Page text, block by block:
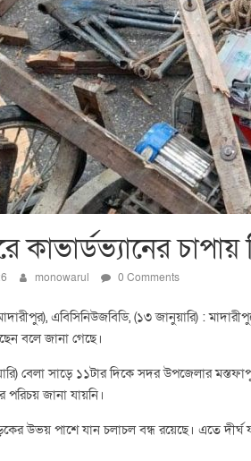
কাভার্ডভ্যানের
monowarul 0 Comments
এবিসিনিউজবিডি, (১৩ জানুয়ারি) :
বলে জানা গেছে।
বেলা সাড়ে ১১টার দিকে সদর উপজেলার
পরিচয় জানা যায়নি।
উভয় পাশে যান চলাচল বন্ধ রয়েছে। এতে দীর্ঘ